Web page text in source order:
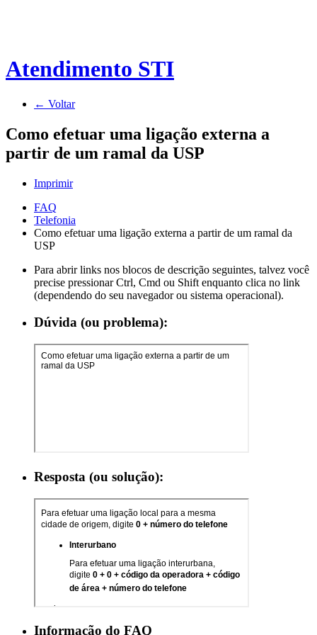
Atendimento STI
← Voltar
Como efetuar uma ligação externa a
partir de um ramal da USP
Imprimir
FAQ
Telefonia
Como efetuar uma ligação externa a partir de um ramal da
USP
Para abrir links nos blocos de descrição seguintes, talvez você
precise pressionar Ctrl, Cmd ou Shift enquanto clica no link
(dependendo do seu navegador ou sistema operacional).
Dúvida (ou problema):
Resposta (ou solução):
Informação do FAQ